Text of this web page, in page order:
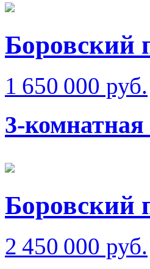
Боровский
1 650 000 руб.
3-
Боровский
2 450 000 руб.